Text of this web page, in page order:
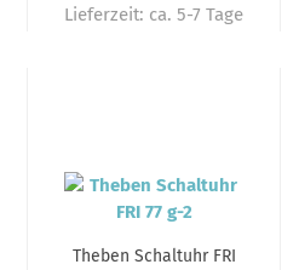
Lieferzeit: ca. 5-7 Tage
Theben Schaltuhr FRI